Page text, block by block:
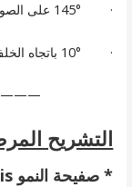
· 145° على الصورة الأمامية الخلفية
· 10° باتجاه الخلف على الصورة الجانبية بوضعية الضفدع.
التشريح
* صفيحة النمو Physis :